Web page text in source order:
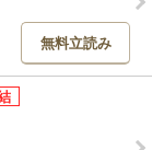
無料立読み